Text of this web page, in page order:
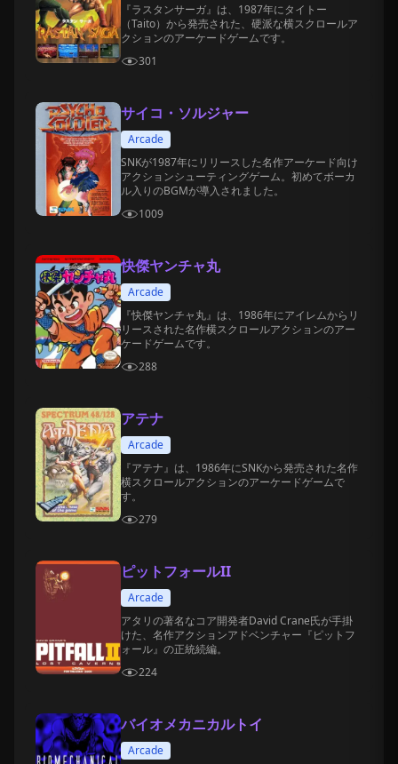
『ラスタンサーガ』は、1987年にタイトー
（Taito）から発売された、硬派な横スクロールア
クションのアーケードゲームです。
301
サイコ・ソルジャー
Arcade
SNKが1987年にリリースした名作アーケード向け
アクションシューティングゲーム。初めてボーカ
ル入りのBGMが導入されました。
1009
快傑ヤンチャ丸
Arcade
『快傑ヤンチャ丸』は、1986年にアイレムからリ
リースされた名作横スクロールアクションのアー
ケードゲームです。
288
アテナ
Arcade
『アテナ』は、1986年にSNKから発売された名作
横スクロールアクションのアーケードゲームで
す。
279
ピットフォールII
Arcade
アタリの著名なコア開発者David Crane氏が手掛
けた、名作アクションアドベンチャー『ピットフ
ォール』の正統続編。
224
バイオメカニカルトイ
Arcade